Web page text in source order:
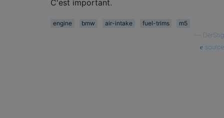
C'est important.
engine bmw air-intake fuel-trims
m5
DerStig
source